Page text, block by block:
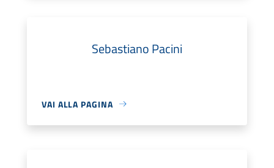
Sebastiano Pacini
VAI ALLA PAGINA